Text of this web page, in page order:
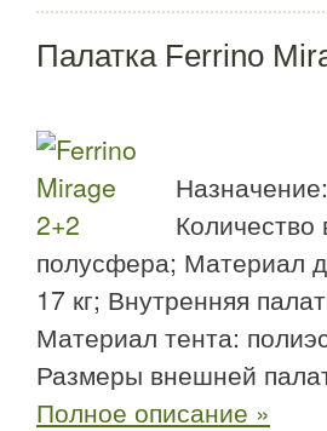
Палатка Ferrino
Количество
полусфера; Материал
17 кг; Внутренняя
Материал тента:
Размеры внешней
Полное описание »